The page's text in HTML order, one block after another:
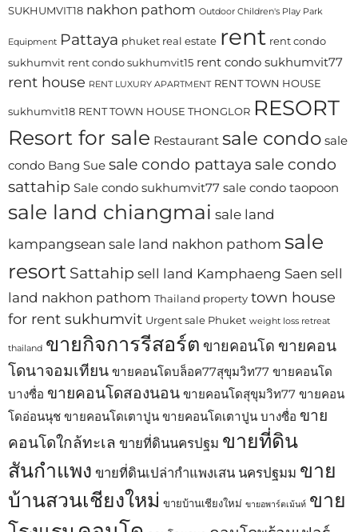
SUKHUMVIT18 nakhon pathom Outdoor Children's Play Park
Equipment Pattaya phuket real estate rent rent condo
sukhumvit rent condo sukhumvit15 rent condo sukhumvit77
rent house RENT LUXURY APARTMENT RENT TOWN HOUSE
sukhumvit18 RENT TOWN HOUSE THONGLOR RESORT
Resort for sale Restaurant sale condo sale
condo Bang Sue sale condo pattaya sale condo
sattahip Sale condo sukhumvit77 sale condo taopoon
sale land chiangmai sale land
kampangsean sale land nakhon pathom sale
resort Sattahip sell land Kamphaeng Saen sell
land nakhon pathom Thailand property town house
for rent sukhumvit Urgent sale Phuket weight loss retreat
thailand ขายกิจการรีสอร์ต ขายคอนโด ขายคอน
โดนาจอมเทียน ขายคอนโดบล็อค77สุขุมวิท77 ขายคอนโด
บางซื่อ ขายคอนโดสองนอน ขายคอนโดสุขุมวิท77 ขายคอน
โดอ่อนนุช ขายคอนโดเตาปูน ขายคอนโดเตาปูน บางซื่อ ขาย
คอนโดใกล้ทะเล ขายที่ดินนครปฐม ขายที่ดิน
สันกำแพง ขายที่ดินเปล่ากำแพงเสน นครปฐมม ขาย
บ้านสวนเชียงใหม่ ขายบ้านเชียงใหม่ ขายอพาร์ตเม้นท์ ขาย